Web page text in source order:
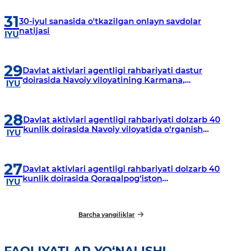
31
IYU
30-iyul sanasida o'tkazilgan onlayn savdolar
natijasi
29
IYU
Davlat aktivlari agentligi rahbariyati dastur
doirasida Navoiy viloyatining Karmana,
28
IYU
Davlat aktivlari agentligi rahbariyati dolzarb 40
kunlik doirasida Navoiy viloyatida o‘rganish
27
IYU
Davlat aktivlari agentligi rahbariyati dolzarb 40
kunlik doirasida Qoraqalpog‘iston
Barcha yangiliklar